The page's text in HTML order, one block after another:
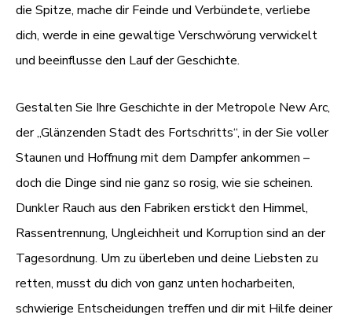
die Spitze, mache dir Feinde und Verbündete, verliebe
dich, werde in eine gewaltige Verschwörung verwickelt
und beeinflusse den Lauf der Geschichte.
Gestalten Sie Ihre Geschichte in der Metropole New Arc,
der „Glänzenden Stadt des Fortschritts“, in der Sie voller
Staunen und Hoffnung mit dem Dampfer ankommen –
doch die Dinge sind nie ganz so rosig, wie sie scheinen.
Dunkler Rauch aus den Fabriken erstickt den Himmel,
Rassentrennung, Ungleichheit und Korruption sind an der
Tagesordnung. Um zu überleben und deine Liebsten zu
retten, musst du dich von ganz unten hocharbeiten,
schwierige Entscheidungen treffen und dir mit Hilfe deiner